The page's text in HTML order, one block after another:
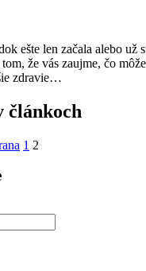
ešte len začala alebo už
že vás zaujme, čo
zdravie…
článkoch
1 2